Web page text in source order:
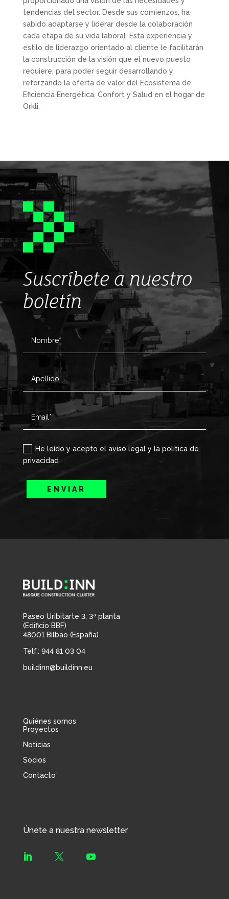
tendencias del sector. Desde sus comienzos, ha
sabido adaptarse y liderar desde la colaboración
cada etapa de su vida laboral. Esta experiencia y
estilo de liderazgo orientado al cliente le facilitarán
la construcción de la visión que el nuevo puesto
requiere, para poder seguir desarrollando y
reforzando la oferta de valor del Ecosistema de
Eficiencia Energética, Confort y Salud en el hogar de
Orkli.
Suscríbete a nuestro
boletín
He leído y acepto el aviso legal y la política de
privacidad
ENVIAR
Paseo Uribitarte 3, 3ª planta
(Edificio BBF)
48001 Bilbao (España)
Telf.: 944 81 03 04
buildinn@buildinn.eu
Quiénes somos
Proyectos
Noticias
Socios
Contacto
Únete a nuestra newsletter
  